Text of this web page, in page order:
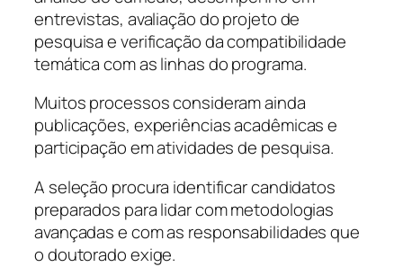
entrevistas, avaliação do projeto de
pesquisa e verificação da compatibilidade
temática com as linhas do programa.
Muitos processos consideram ainda
publicações, experiências acadêmicas e
participação em atividades de pesquisa.
A seleção procura identificar candidatos
preparados para lidar com metodologias
avançadas e com as responsabilidades que
o doutorado exige.